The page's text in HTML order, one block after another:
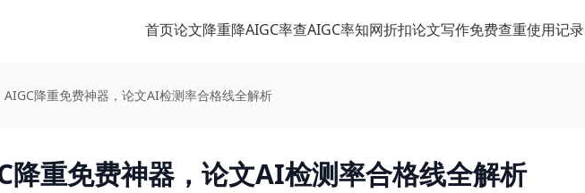
首页论文降重降AIGC率查AIGC率知网折扣论文写作免费查重使用记录
AIGC降重免费神器，论文AI检测率合格线全解析
降重免费神器，论文AI检测率合格线全解析